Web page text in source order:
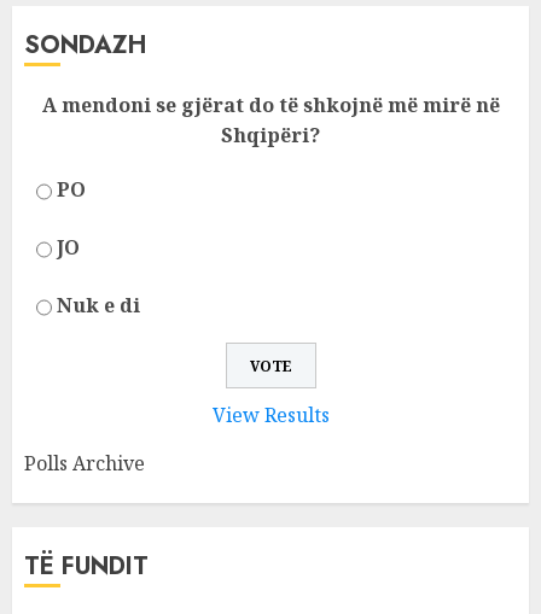
SONDAZH
A mendoni se gjërat do të shkojnë më mirë në
Shqipëri?
PO
JO
Nuk e di
View Results
Polls Archive
TË FUNDIT